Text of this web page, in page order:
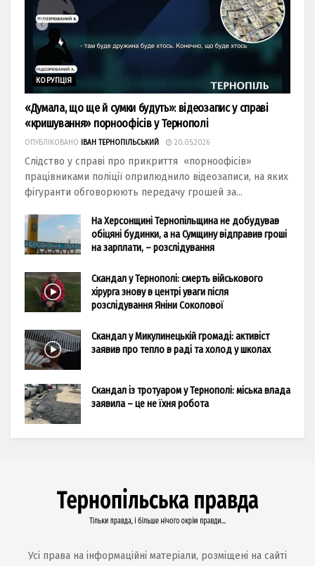
КОРУПЦІЯ
«Думала, що ще й сумки будуть»: відеозапис у справі
«кришування» порноофісів у Тернополі
ОПУБЛІКОВАНО ІВАН ТЕРНОПІЛЬСЬКИЙ 20.05.2026
Слідство у справі про прикриття «порноофісів»
працівниками поліції оприлюднило відеозаписи, на яких
фігуранти обговорюють передачу грошей за...
На Херсонщині Тернопільщина не добудував
обіцяні будинки, а на Сумщину відправив гроші
на зарплати, – розслідування
Скандал у Тернополі: смерть військового
хірурга знову в центрі уваги після
розслідування Яніни Соколової
Скандал у Микулинецькій громаді: активіст
заявив про тепло в раді та холод у школах
Скандал із тротуаром у Тернополі: міська влада
заявила – це не їхня робота
Усі права на інформаційні матеріали, розміщені на сайті